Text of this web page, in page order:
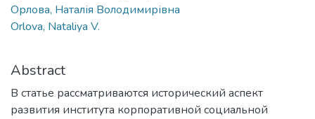
Орлова, Наталія Володимирівна
Orlova, Nataliya V.
Abstract
В статье рассматриваются исторический аспект
развития института корпоративной социальной